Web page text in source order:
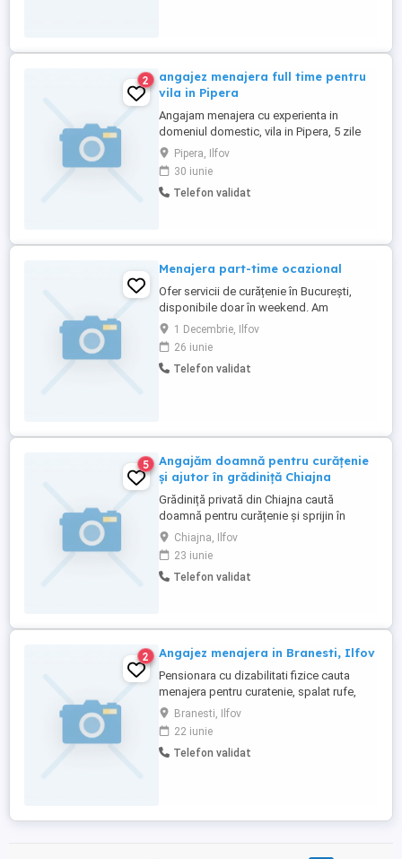
2
angajez menajera full time pentru
vila in Pipera
Angajam menajera cu experienta in
domeniul domestic, vila in Pipera, 5 zile
saptamana, iubitoare de pisici,detalii la
telefon
Pipera, Ilfov
30 iunie
Telefon validat
Menajera part-time ocazional
Ofer servicii de curățenie în București,
disponibile doar în weekend. Am
experiență în curățenie generală, curățenie
de întreținere și călcat. Sunt serioasă,
punctuală și atentă la detalii. Mă deplasez
în sectoarele 3, 4 și 5 și Ilfov. Dacă aveți
1 Decembrie, Ilfov
26 iunie
Telefon validat
5
Angajăm doamnă pentru curățenie
și ajutor în grădiniță Chiajna
Grădiniță privată din Chiajna caută
doamnă pentru curățenie și sprijin în
activitățile zilnice, persoană serioasă,
harnică și atentă în preajma copiilor.
Responsabilități: menținerea curățeniei în
sălile de grupă și spațiile comune
Chiajna, Ilfov
23 iunie
Telefon validat
2 Angajez menajera in Branesti, Ilfov
Pensionara cu dizabilitati fizice cauta
menajera pentru curatenie, spalat rufe,
igiena personala, alte mici servicii (de
exemplu aprins focul in soba iarna) in
localitatea Branesti, Ilfov. Pentru detalii
suplimentare va rog contactati dna.
Branesti, Ilfov
22 iunie
Telefon validat